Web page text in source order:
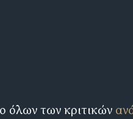
όλων των κριτικών